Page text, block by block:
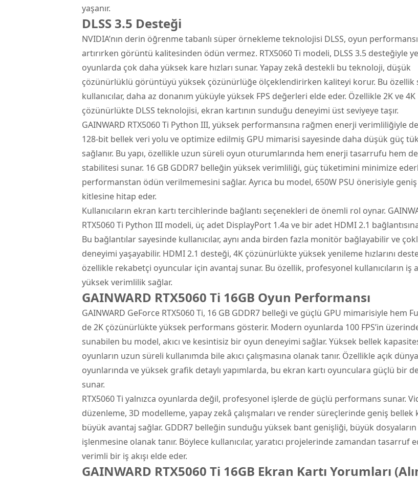
yaşanır.
DLSS 3.5 Desteği
NVIDIA’nın derin öğrenme tabanlı süper örnekleme teknolojisi DLSS, oyun
artırırken görüntü kalitesinden ödün vermez. RTX5060 Ti modeli, DLSS 3.5 desteğiyle
oyunlarda çok daha yüksek kare hızları sunar. Yapay zekâ destekli bu teknoloji, düşük
çözünürlüklü görüntüyü yüksek çözünürlüğe ölçeklendirirken kaliteyi korur. Bu özellik
kullanıcılar, daha az donanım yüküyle yüksek FPS değerleri elde eder. Özellikle 2K ve 4K
çözünürlükte DLSS teknolojisi, ekran kartının sunduğu deneyimi üst seviyeye taşır.
GAINWARD RTX5060 Ti Python III, yüksek performansına rağmen enerji verimliliğiyle de
128-bit bellek veri yolu ve optimize edilmiş GPU mimarisi sayesinde daha düşük güç
sağlanır. Bu yapı, özellikle uzun süreli oyun oturumlarında hem enerji tasarrufu hem
stabilitesi sunar. 16 GB GDDR7 belleğin yüksek verimliliği, güç tüketimini minimize
performanstan ödün verilmemesini sağlar. Ayrıca bu model, 650W PSU önerisiyle geniş
kitlesine hitap eder.
Kullanıcıların ekran kartı tercihlerinde bağlantı seçenekleri de önemli rol oynar.
RTX5060 Ti Python III modeli, üç adet DisplayPort 1.4a ve bir adet HDMI 2.1
Bu bağlantılar sayesinde kullanıcılar, aynı anda birden fazla monitör bağlayabilir ve
deneyimi yaşayabilir. HDMI 2.1 desteği, 4K çözünürlükte yüksek yenileme hızlarını
özellikle rekabetçi oyuncular için avantaj sunar. Bu özellik, profesyonel kullanıcıların iş
yüksek verimlilik sağlar.
GAINWARD RTX5060 Ti 16GB Oyun Performansı
GAINWARD GeForce RTX5060 Ti, 16 GB GDDR7 belleği ve güçlü GPU mimarisiyle hem
de 2K çözünürlükte yüksek performans gösterir. Modern oyunlarda 100 FPS’in
sunabilen bu model, akıcı ve kesintisiz bir oyun deneyimi sağlar. Yüksek bellek
oyunların uzun süreli kullanımda bile akıcı çalışmasına olanak tanır. Özellikle açık dünya
oyunlarında ve yüksek grafik detaylı yapımlarda, bu ekran kartı oyunculara güçlü bir
sunar.
RTX5060 Ti yalnızca oyunlarda değil, profesyonel işlerde de güçlü performans sunar.
düzenleme, 3D modelleme, yapay zekâ çalışmaları ve render süreçlerinde geniş bellek
büyük avantaj sağlar. GDDR7 belleğin sunduğu yüksek bant genişliği, büyük dosyaların
işlenmesine olanak tanır. Böylece kullanıcılar, yaratıcı projelerinde zamandan tasarruf
verimli bir iş akışı elde eder.
GAINWARD RTX5060 Ti 16GB Ekran Kartı Yorumları